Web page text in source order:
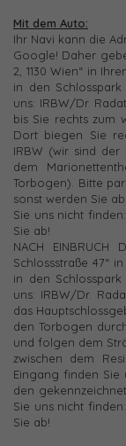
Mit dem Auto:
Ihr Navi kann die
Google! Daher
2, 1130 Wien“ in
in den
uns: IRBW/Dr.
bis Sie rechts zum
Dort biegen Sie
IRBW (wir sind der
dem
Torbogen). Bitte
sonst werden Sie
Sie uns nicht
Sie ab!
NACH EINBRUCH
Schlossstraße 47“
in den
uns: IRBW/Dr.
das
den Torbogen
und folgen dem
zwischen dem
Eingang finden Sie
den
Sie uns nicht
Sie ab!